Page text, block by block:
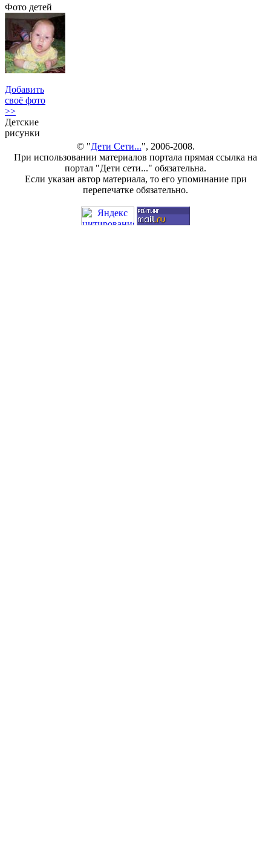
Фото детей
Добавить
своё фото
>>
Детские
рисунки
© "Дети Сети...", 2006-2008.
При использовании материалов портала прямая ссылка на
портал "Дети сети..." обязательна.
Если указан автор материала, то его упоминание при
перепечатке обязательно.